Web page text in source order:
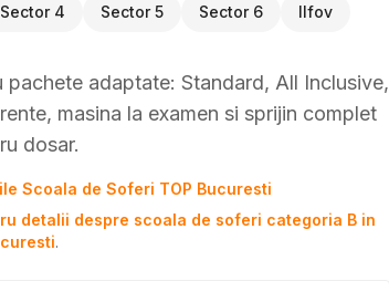
Sector 4 Sector 5 Sector 6 Ilfov
adaptate: Standard, All Inclusive,
masina la examen si sprijin complet
dosar.
Scoala de Soferi TOP Bucuresti
detalii despre scoala de soferi categoria B in
.